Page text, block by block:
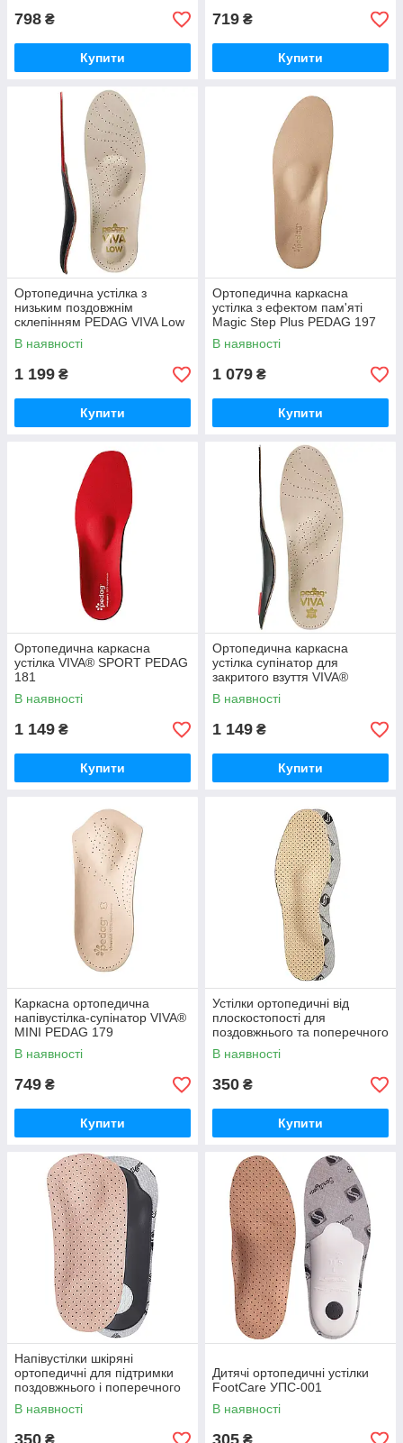
798 ₴
Купити
719 ₴
Купити
Ортопедична устілка з
низьким поздовжнім
склепінням PEDAG VIVA Low
188
В наявності
1 199 ₴
Купити
Ортопедична каркасна
устілка з ефектом пам'яті
Magic Step Plus PEDAG 197
В наявності
1 079 ₴
Купити
Ортопедична каркасна
устілка VIVA® SPORT PEDAG
181
В наявності
1 149 ₴
Купити
Ортопедична каркасна
устілка супінатор для
закритого взуття VIVA®
PEDAG 187
В наявності
1 149 ₴
Купити
Каркасна ортопедична
напівустілка-супінатор VIVA®
MINI PEDAG 179
В наявності
749 ₴
Купити
Устілки ортопедичні від
плоскостопості для
поздовжнього та поперечного
склепінь стопи FootCare,
УПС-003
В наявності
350 ₴
Купити
Напівустілки шкіряні
ортопедичні для підтримки
поздовжнього і поперечного
склепінь стопи FootCare,
ШНС-001
В наявності
₴
Дитячі ортопедичні устілки
FootCare УПС-001
В наявності
₴